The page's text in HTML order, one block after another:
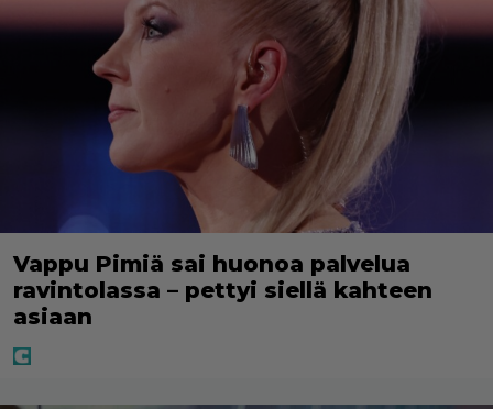
Vappu Pimiä sai huonoa palvelua
ravintolassa – pettyi siellä kahteen
asiaan